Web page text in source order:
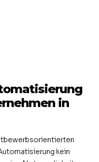
in
kein